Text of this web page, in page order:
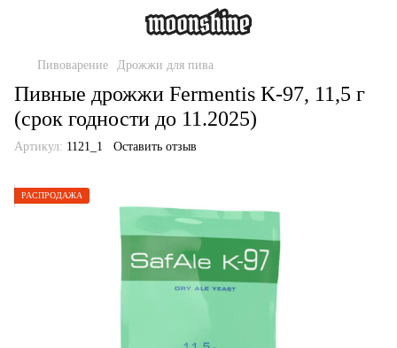
Пивоварение Дрожжи для пива
Пивные дрожжи Fermentis K-97, 11,5 г
(срок годности до 11.2025)
Артикул: 1121_1 Оставить отзыв
РАСПРОДАЖА